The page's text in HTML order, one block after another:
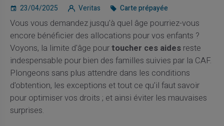
23/04/2025 Veritas Carte prépayée
Vous vous demandez jusqu'à quel âge pourriez-vous
encore bénéficier des allocations pour vos enfants ?
Voyons, la limite d'âge pourtoucher ces aidesreste
indespensable pour bien des familles suivies par la CAF.
Plongeons sans plus attendre dans les conditions
d'obtention, les exceptions et tout ce qu'il faut savoir
pour optimiser vos droits ; et ainsi éviter les mauvaises
surprises.